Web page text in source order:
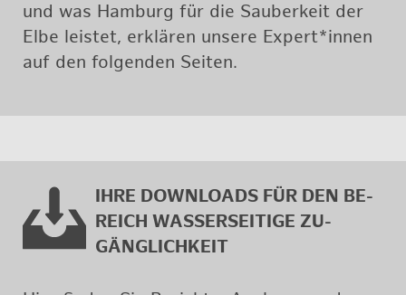
und was Ham­burg für die Sau­ber­keit der
Elbe leis­tet, er­klä­ren un­se­re Ex­pert*innen
auf den fol­gen­den Sei­ten.
IHRE DOWN­LOADS FÜR DEN BE­
REICH WAS­SER­SEI­TI­GE ZU­
GÄNG­LICH­KEIT